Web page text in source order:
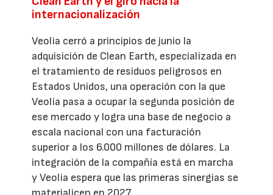
internacionalización
Veolia cerró a principios de junio la
adquisición de Clean Earth, especializada en
el tratamiento de residuos peligrosos en
Estados Unidos, una operación con la que
Veolia pasa a ocupar la segunda posición de
ese mercado y logra una base de negocio a
escala nacional con una facturación
superior a los 6.000 millones de dólares. La
integración de la compañía está en marcha
y Veolia espera que las primeras sinergias se